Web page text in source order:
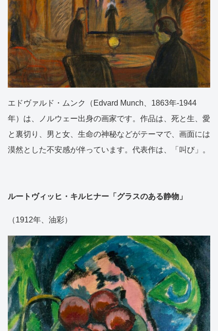
エドヴァルド・ムンク（Edvard Munch、1863年-1944
年）は、ノルウェー出身の画家です。作品は、死と生、愛
と裏切り、男と女、生命の神秘などがテーマで、画面には
漠然とした不安感が伴っています。代表作は、「叫び」。
ルートヴィッヒ・キルヒナー「グラスのある静物」
（1912年、油彩）